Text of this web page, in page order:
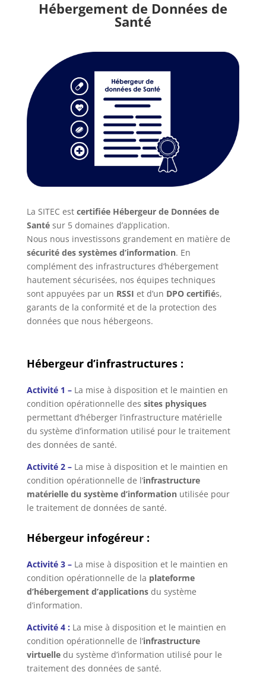
Hébergement de Données de
Santé
La SITEC est certifiée Hébergeur de Données de
Santésur 5 domaines d’application.
Nous nous investissons grandement en matière de
sécurité des systèmes d’information. En
complément des infrastructures d’hébergement
hautement sécurisées, nos équipes techniques
sont appuyées par un RSSI et d’un DPO certifiés,
garants de la conformité et de la protection des
données que nous hébergeons.
Hébergeur d’infrastructures :
Activité 1 – La mise à disposition et le maintien en
condition opérationnelle des sites physiques
permettant d’héberger l’infrastructure matérielle
du système d’information utilisé pour le traitement
des données de santé.
Activité 2 – La mise à disposition et le maintien en
condition opérationnelle de l’infrastructure
matérielle du système d’informationutilisée pour
le traitement de données de santé.
Hébergeur infogéreur :
Activité 3 – La mise à disposition et le maintien en
condition opérationnelle de la plateforme
d’hébergement d’applicationsdu système
d’information.
Activité 4 : La mise à disposition et le maintien en
condition opérationnelle de l’infrastructure
virtuelledu système d’information utilisé pour le
traitement des données de santé.